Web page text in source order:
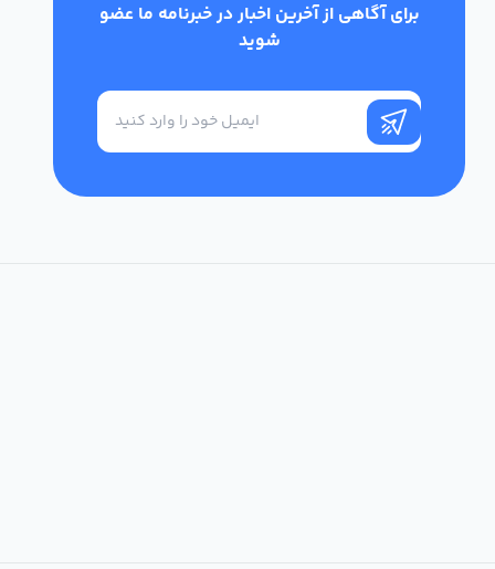
برای آگاهی از آخرین اخبار در خبرنامه ما عضو
شوید